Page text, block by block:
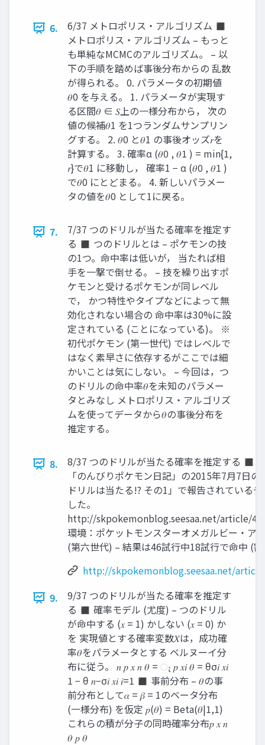
6.
6/37 メトロポリス・アルゴリズム ◼
メトロポリス・アルゴリズム – もっと
も単純なMCMCのアルゴリズム。 – 以
下の手順を踏めば事後分布からの 乱数
が得られる。 0. パラメータの初期値
𝜃0 を与える。 1. パラメータが実現す
る区間𝜃 ∈ 𝑆上の一様分布から， 次の
値の候補𝜃1 を1つランダムサンプリン
グする。 2. 𝜃0 と𝜃1 の事後オッズ𝑟を
計算する。 3. 確率α (𝜃0 , 𝜃1 ) = min{1,
𝑟}で𝜃1 に移動し， 確率1 − α (𝜃0 , 𝜃1 )
で𝜃0 にとどまる。 4. 新しいパラメー
タの値を𝜃0 として1に戻る。
7.
7/37 つのドリルが当たる確率を推定す
る ◼ つのドリルとは – ポケモンの技
の1つ。命中率は低いが， 当たれば相
手を一撃で倒せる。 – 技を繰り出すポ
ケモンと受けるポケモンが同レベル
で， かつ特性やタイプなどによって無
効化されない場合の 命中率は30%に設
定されている (ことになっている)。 ※
初代ポケモン (第一世代) ではレベルで
はなく素早さに依存するがここでは細
かいことは気にしない。 – 今回は，つ
のドリルの命中率𝜃を未知のパラメー
タとみなし メトロポリス・アルゴリズ
ムを使ってデータから𝜃の事後分布を
推定する。
8.
8/37 つのドリルが当たる確率を推定する ◼
「のんびりポケモン日記」の2015年7月7日
ドリルは当たる!? その1」で報告されている
した。
http://skpokemonblog.seesaa.net/article/
環境：ポケットモンスターオメガルビー・ア
(第六世代) – 結果は46試行中18試行で命中 (
http://skpokemonblog.seesaa.net/
9.
9/37 つのドリルが当たる確率を推定す
る ◼ 確率モデル (尤度) – つのドリル
が命中する (𝑥 = 1) かしない (𝑥 = 0) か
を 実現値とする確率変数𝑋は，成功確
率𝜃をパラメータとする ベルヌーイ分
布に従う。 𝑛 𝑝 𝑥 𝑛 𝜃 = ෑ 𝑝 𝑥𝑖 𝜃 = θσ𝑖 𝑥𝑖
1 − θ 𝑛−σ𝑖 𝑥𝑖 𝑖=1 ◼ 事前分布 – 𝜃の事
前分布として𝛼 = 𝛽 = 1のベータ分布
(一様分布) を仮定 𝑝(𝜃) = Beta(𝜃|1,1)
これらの積が分子の同時確率分布𝑝 𝑥 𝑛
𝜃 𝑝 𝜃